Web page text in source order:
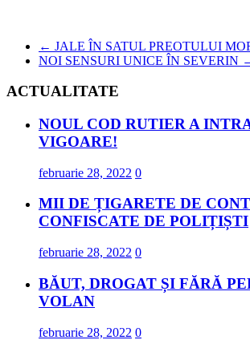
← JALE ÎN SATUL PREOTULUI
NOI SENSURI UNICE ÎN SEVERIN
ACTUALITATE
NOUL COD RUTIER A
VIGOARE!
februarie 28, 2022 0
MII DE ȚIGARETE DE
CONFISCATE DE POLIȚIȘTI
februarie 28, 2022 0
BĂUT, DROGAT ȘI FĂRĂ
VOLAN
februarie 28, 2022 0